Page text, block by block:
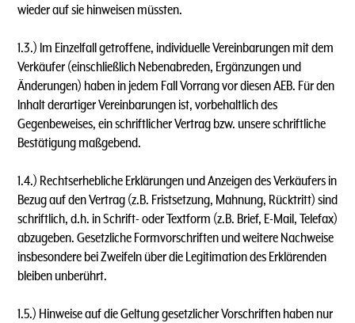
wieder auf sie hinweisen müssten.
1.3.) lm Einzelfall getroffene, individuelle Vereinbarungen mit dem
Verkäufer (einschließlich Nebenabreden, Ergänzungen und
Änderungen) haben in jedem Fall Vorrang vor diesen AEB. Für den
lnhalt derartiger Vereinbarungen ist, vorbehaltlich des
Gegenbeweises, ein schriftlicher Vertrag bzw. unsere schriftliche
Bestätigung maßgebend.
1.4.) Rechtserhebliche Erklärungen und Anzeigen des Verkäufers in
Bezug auf den Vertrag (z.B. Fristsetzung, Mahnung, Rücktritt) sind
schriftlich, d.h. in Schrift- oder Textform (z.B. Brief, E-Mail, Telefax)
abzugeben. Gesetzliche Formvorschriften und weitere Nachweise
insbesondere bei Zweifeln über die Legitimation des Erklärenden
bleiben unberührt.
1.5.) Hinweise auf die Geltung gesetzlicher Vorschriften haben nur